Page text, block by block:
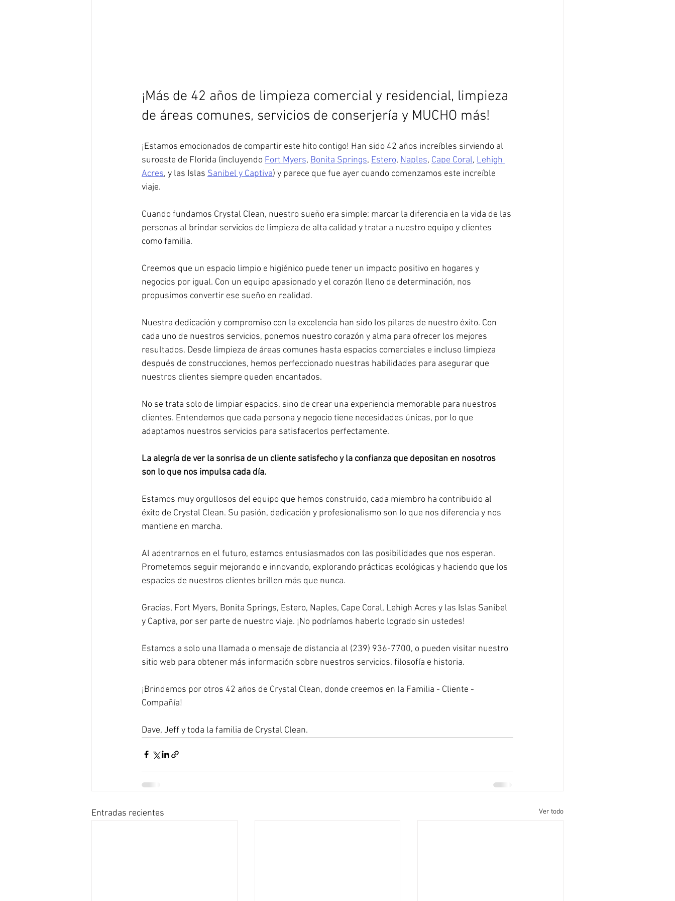
¡Más de 42 años de limpieza comercial y residencial, limpieza
de áreas comunes, servicios de conserjería y MUCHO más!
¡Estamos emocionados de compartir este hito contigo! Han sido 42 años increíbles sirviendo al
suroeste de Florida (incluyendo Fort Myers, Bonita Springs, Estero, Naples, Cape Coral, Lehigh
Acres, y las Islas Sanibel y Captiva) y parece que fue ayer cuando comenzamos este increíble
viaje.
Cuando fundamos Crystal Clean, nuestro sueño era simple: marcar la diferencia en la vida de las
personas al brindar servicios de limpieza de alta calidad y tratar a nuestro equipo y clientes
como familia.
Creemos que un espacio limpio e higiénico puede tener un impacto positivo en hogares y
negocios por igual. Con un equipo apasionado y el corazón lleno de determinación, nos
propusimos convertir ese sueño en realidad.
Nuestra dedicación y compromiso con la excelencia han sido los pilares de nuestro éxito. Con
cada uno de nuestros servicios, ponemos nuestro corazón y alma para ofrecer los mejores
resultados. Desde limpieza de áreas comunes hasta espacios comerciales e incluso limpieza
después de construcciones, hemos perfeccionado nuestras habilidades para asegurar que
nuestros clientes siempre queden encantados.
No se trata solo de limpiar espacios, sino de crear una experiencia memorable para nuestros
clientes. Entendemos que cada persona y negocio tiene necesidades únicas, por lo que
adaptamos nuestros servicios para satisfacerlos perfectamente.
La alegría de ver la sonrisa de un cliente satisfecho y la confianza que depositan en nosotros
son lo que nos impulsa cada día.
Estamos muy orgullosos del equipo que hemos construido, cada miembro ha contribuido al
éxito de Crystal Clean. Su pasión, dedicación y profesionalismo son lo que nos diferencia y nos
mantiene en marcha.
Al adentrarnos en el futuro, estamos entusiasmados con las posibilidades que nos esperan.
Prometemos seguir mejorando e innovando, explorando prácticas ecológicas y haciendo que los
espacios de nuestros clientes brillen más que nunca.
Gracias, Fort Myers, Bonita Springs, Estero, Naples, Cape Coral, Lehigh Acres y las Islas Sanibel
y Captiva, por ser parte de nuestro viaje. ¡No podríamos haberlo logrado sin ustedes!
Estamos a solo una llamada o mensaje de distancia al (239) 936-7700, o pueden visitar nuestro
sitio web para obtener más información sobre nuestros servicios, filosofía e historia.
¡Brindemos por otros 42 años de Crystal Clean, donde creemos en la Familia - Cliente -
Compañía!
Dave, Jeff y toda la familia de Crystal Clean.
Entradas recientes Ver todo